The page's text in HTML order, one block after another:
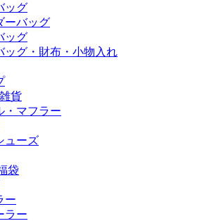
ッグ
ーバッグ
ッグ
ッグ・財布・小物入れ
貨
・マフラー
ューズ
袋
ー
ラー